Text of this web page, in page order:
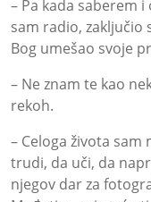
– Pa kada saberem
sam radio, zaključio
Bog umešao svoje
– Ne znam te kao
rekoh.
– Celoga života
trudi, da uči, da
njegov dar za